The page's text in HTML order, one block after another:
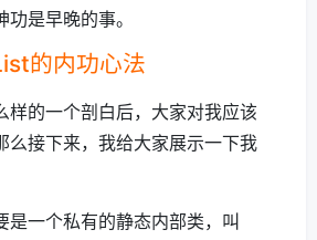
是早晚的事。
的内功心法
样的一个剖白后，大家对我应该
么接下来，我给大家展示一下我
是一个私有的静态内部类，叫